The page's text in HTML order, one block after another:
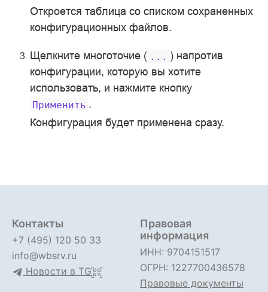
Откроется таблица со списком сохраненных
конфигурационных файлов.
Щелкните многоточие ( ... ) напротив
конфигурации, которую вы хотите
использовать, и нажмите кнопку
Применить .
Конфигурация будет применена сразу.
Контакты
+7 (495) 120 50 33
info@wbsrv.ru
Новости в TG
Правовая
информация
ИНН: 9704151517
ОГРН: 1227700436578
Правовые документы